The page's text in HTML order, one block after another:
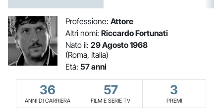
Professione: Attore
Altri nomi: Riccardo Fortunati
Nato il: 29 Agosto 1968
(Roma, Italia)
Età: 57 anni
36
ANNI DI CARRIERA
57
FILM E SERIE TV
3
PREMI